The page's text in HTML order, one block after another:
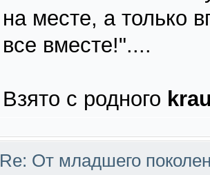
на месте, а только
все вместе!"....
Взято с родного
Re: От младшего